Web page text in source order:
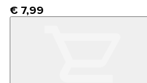
€ 7,99